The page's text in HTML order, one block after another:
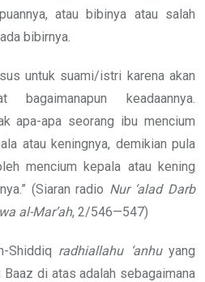
atau bibinya atau salah
bibirnya.
untuk suami/istri karena akan
bagaimanapun keadaannya.
apa-apa seorang ibu mencium
atau keningnya, demikian pula
mencium kepala atau kening
(Siaran radio Nur ‘alad Darb
al-Mar’ah, 2/546—547)
Shiddiq radhiallahu ‘anhuyang
di atas adalah sebagaimana